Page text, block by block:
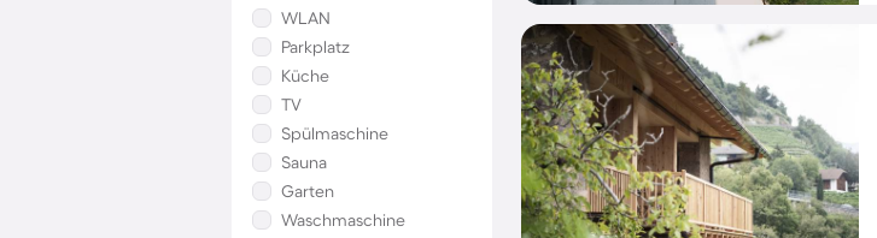
WLAN
Parkplatz
Küche
TV
Spülmaschine
Sauna
Garten
Waschmaschine